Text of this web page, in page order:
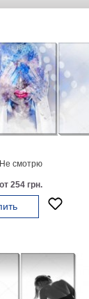
Не смотрю
от 254 грн.